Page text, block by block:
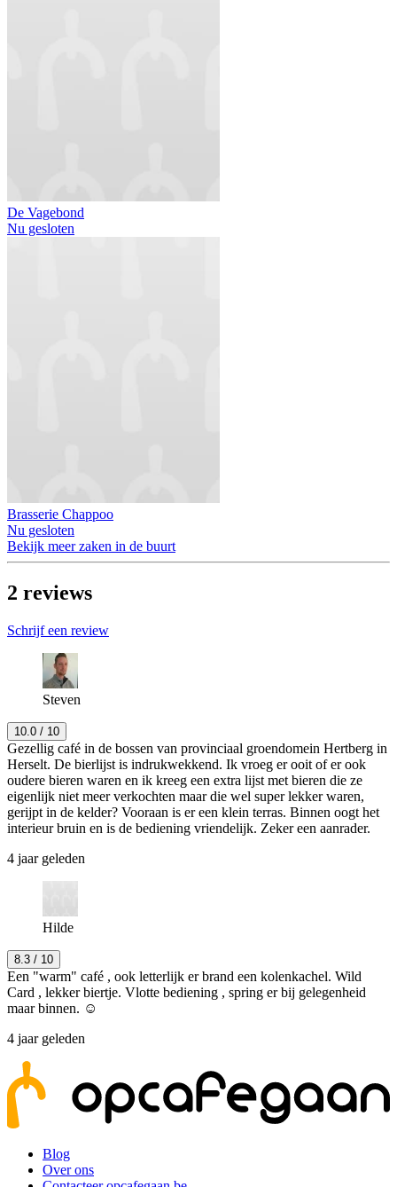
De Vagebond
Nu gesloten
Brasserie Chappoo
Nu gesloten
Bekijk meer zaken in de buurt
2 reviews
Schrijf een review
Steven
10.0 / 10
Gezellig café in de bossen van provinciaal groendomein Hertberg in
Herselt. De bierlijst is indrukwekkend. Ik vroeg er ooit of er ook
oudere bieren waren en ik kreeg een extra lijst met bieren die ze
eigenlijk niet meer verkochten maar die wel super lekker waren,
gerijpt in de kelder? Vooraan is er een klein terras. Binnen oogt het
interieur bruin en is de bediening vriendelijk. Zeker een aanrader.
4 jaar geleden
Hilde
8.3 / 10
Een "warm" café , ook letterlijk er brand een kolenkachel. Wild
Card , lekker biertje. Vlotte bediening , spring er bij gelegenheid
maar binnen. ☺
4 jaar geleden
Blog
Over ons